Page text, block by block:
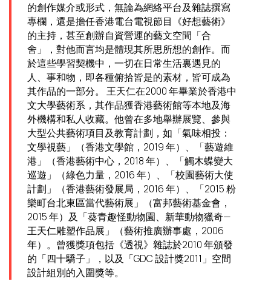
的創作媒介或形式，無論為網絡平台及雜誌撰寫
專欄，還是擔任香港電台電視節目《好想藝術》
的主持，甚至創辦自資營運的藝文空間「合
舍」，對他而言均是體現其所思所想的創作。而
於這些學習契機中，一切在日常生活裏遇見的
人、事和物，即各種俯拾皆是的素材，皆可成為
其作品的一部分。 王天仁在2000 年畢業於香港中
文大學藝術系，其作品獲香港藝術館等本地及海
外機構和私人收藏。他曾在多地舉辦展覽、參與
大型公共藝術項目及教育計劃，如「氣味相投：
文學視藝」（香港文學館，2019 年）、「藝遊維
港」（香港藝術中心，2018 年）、「觸木蝶變大
巡遊」（綠色力量，2016 年）、「校園藝術大使
計劃」（香港藝術發展局，2016 年）、「2015 粉
樂町台北東區當代藝術展」（富邦藝術基金會，
2015 年）及「葵青趣怪動物園、新華動物獵奇—
王天仁雕塑作品展」（藝術推廣辦事處，2006
年）。曾獲獎項包括《透視》雜誌於2010 年頒發
的「四十驕子」，以及「GDC 設計獎2011」空間
設計組別的入圍獎等。